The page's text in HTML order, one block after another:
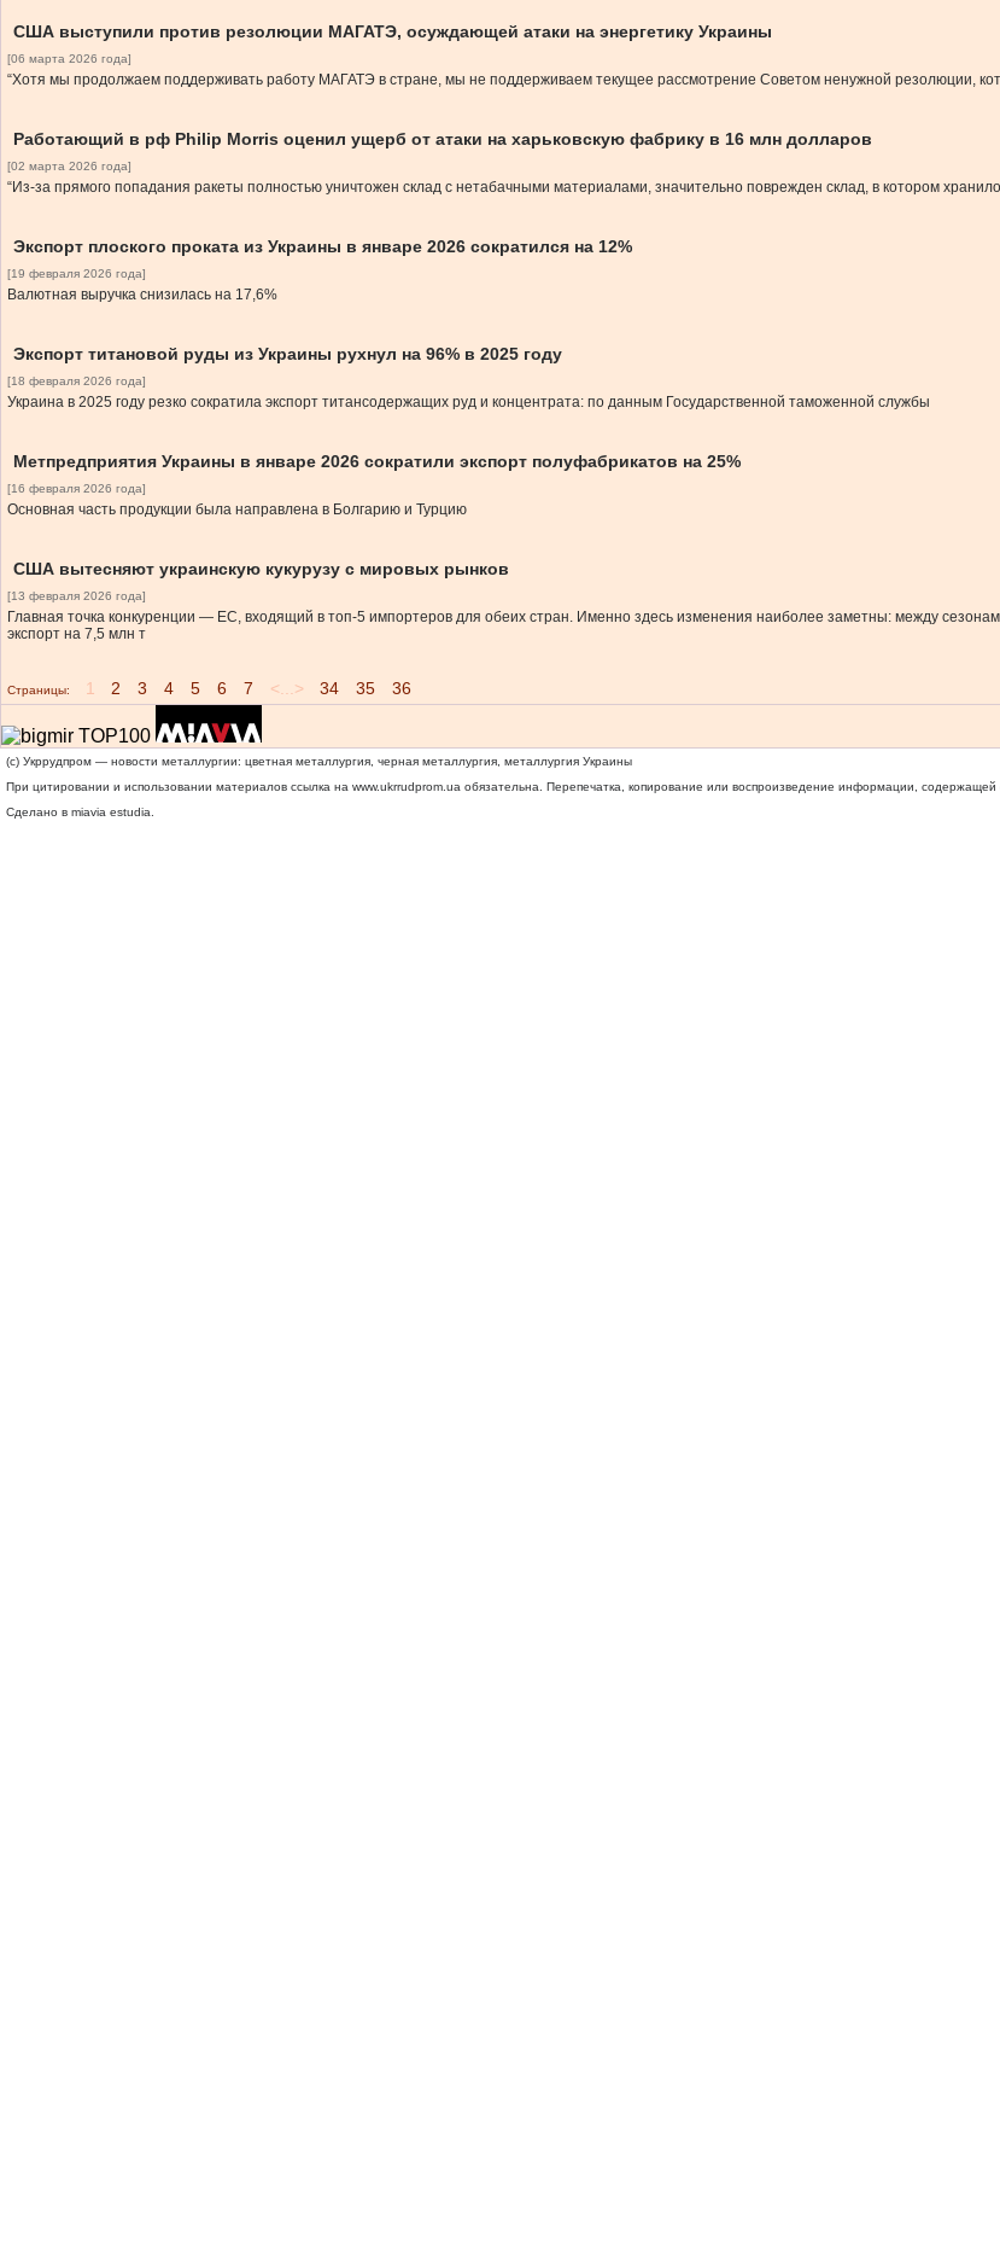
США выступили против резолюции МАГАТЭ, осуждающей атаки на энергетику Украины
[06 марта 2026 года]
“Хотя мы продолжаем поддерживать работу МАГАТЭ в стране, мы не поддерживаем текущее рассмотрение Советом ненужной резолюции,
Работающий в рф Philip Morris оценил ущерб от атаки на харьковскую фабрику в 16 млн долларов
[02 марта 2026 года]
“Из-за прямого попадания ракеты полностью уничтожен склад с нетабачными материалами, значительно поврежден склад, в котором
Экспорт плоского проката из Украины в январе 2026 сократился на 12%
[19 февраля 2026 года]
Валютная выручка снизилась на 17,6%
Экспорт титановой руды из Украины рухнул на 96% в 2025 году
[18 февраля 2026 года]
Украина в 2025 году резко сократила экспорт титансодержащих руд и концентрата: по данным Государственной таможенной службы
Метпредприятия Украины в январе 2026 сократили экспорт полуфабрикатов на 25%
[16 февраля 2026 года]
Основная часть продукции была направлена в Болгарию и Турцию
США вытесняют украинскую кукурузу с мировых рынков
[13 февраля 2026 года]
Главная точка конкуренции — ЕС, входящий в топ-5 импортеров для обеих стран. Именно здесь изменения наиболее заметны: между
экспорт на 7,5 млн т
Страницы: 1 2 3 4 5 6 7 <...> 34 35 36
(c) Укррудпром — новости металлургии: цветная металлургия, черная металлургия, металлургия Украины
При цитировании и использовании материалов ссылка на www.ukrrudprom.ua обязательна. Перепечатка, копирование или воспроизведение информации, содержащей
Сделано в miavia estudia.